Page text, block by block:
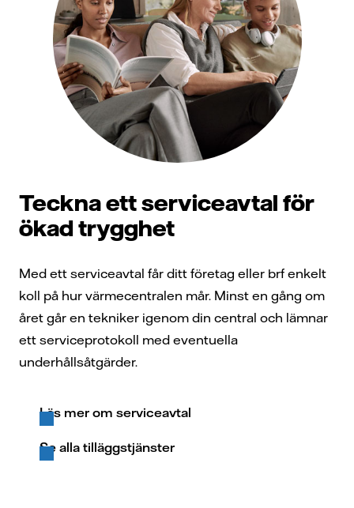
Teckna ett serviceavtal för
ökad trygghet
Med ett serviceavtal får ditt företag eller brf enkelt
koll på hur värmecentralen mår. Minst en gång om
året går en tekniker igenom din central och lämnar
ett serviceprotokoll med eventuella
underhållsåtgärder.
Läs mer om serviceavtal
Se alla tilläggstjänster